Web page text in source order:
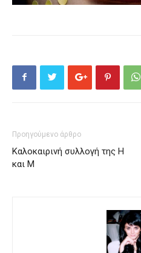
Προηγούμενο άρθρο
Καλοκαιρινή συλλογή της Η
και Μ